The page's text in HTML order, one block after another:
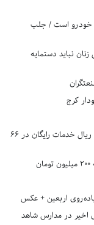
خودرو است / جلب
نباید دستمایه
رکوردزنی در عدالت درمانی البرز؛ ارائه ۱۵۳ میلیارد ریال خدمات رایگان در ۶۶
اربعین + عکس
اخیر در مدارس شاهد